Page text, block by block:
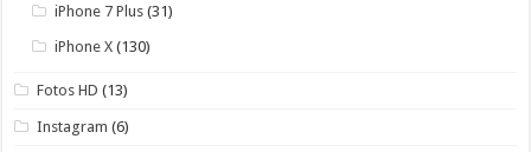
iPhone 7 Plus (31)
iPhone X (130)
Fotos HD (13)
Instagram (6)